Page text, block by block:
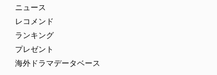
ニュース
レコメンド
ランキング
プレゼント
海外ドラマデータベース